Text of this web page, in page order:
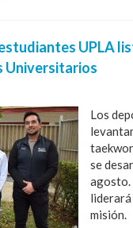
UPLA
Universitarios
Los
se
agosto.
liderará
misión.